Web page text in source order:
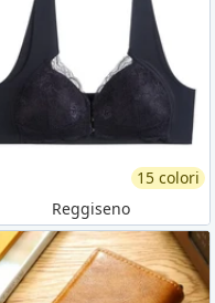
15 colori
Reggiseno